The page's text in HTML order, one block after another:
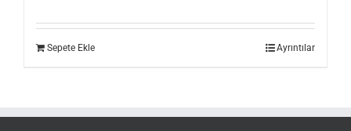
Sepete Ekle Ayrıntılar